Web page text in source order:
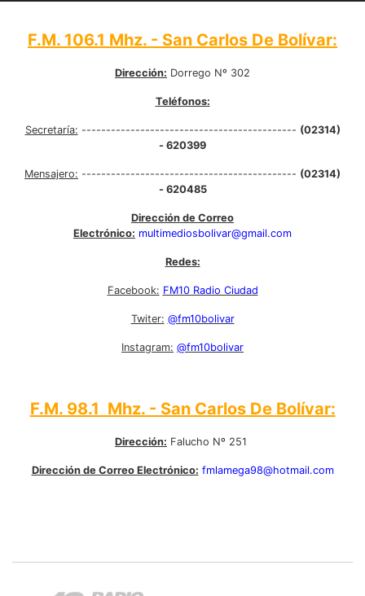
F.M. 106.1 Mhz. - San Carlos De Bolívar:
Dirección: Dorrego Nº 302
Teléfonos:
Secretaría: -------------------------------------------- (02314)
- 620399
Mensajero: -------------------------------------------- (02314)
- 620485
Dirección de Correo
Electrónico: multimediosbolivar@gmail.com
Redes:
Facebook: FM10 Radio Ciudad
Twiter: @fm10bolivar
Instagram: @fm10bolivar
F.M. 98.1 Mhz. - San Carlos De Bolívar:
Dirección: Falucho Nº 251
Dirección de Correo Electrónico: fmlamega98@hotmail.com